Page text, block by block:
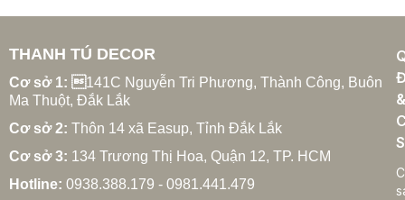
Xu hướng rèm cửa gia đình hiện đại năm 2025
27/02/2026
Cách chọn rèm cửa gia đình hợp phong thủy
27/02/2026
THANH TÚ DECOR
Cơ sở 1: 141C Nguyễn Tri Phương, Thành Công, Buôn
Ma Thuột, Đắk Lắk
Cơ sở 2: Thôn 14 xã Easup, Tỉnh Đắk Lắk
Cơ sở 3: 134 Trương Thị Hoa, Quận 12, TP. HCM
Hotline: 0938.388.179 - 0981.441.479
&